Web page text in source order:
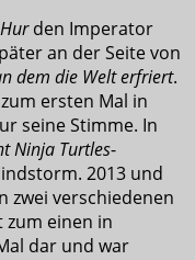
den Imperator
an der Seite von
dem die Welt erfriert.
ersten Mal in
seine Stimme. In
Ninja Turtles-
2013 und
zwei verschiedenen
zum einen in
dar und war